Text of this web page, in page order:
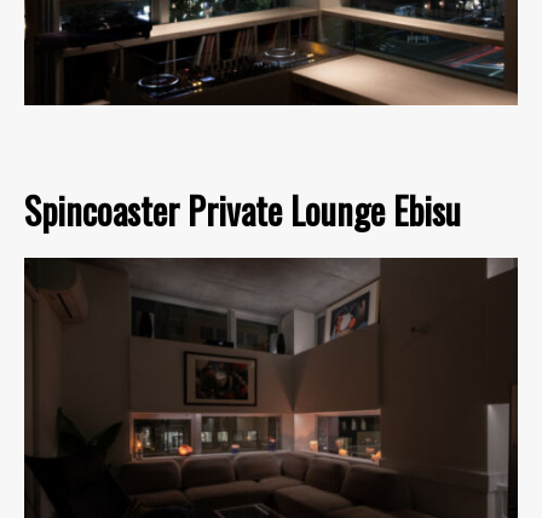
Spincoaster Private Lounge Ebisu